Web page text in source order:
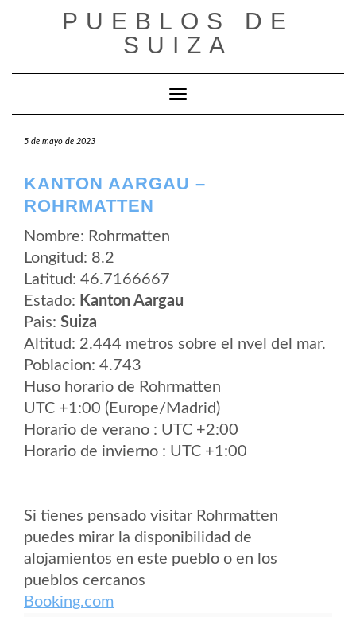
PUEBLOS DE
SUIZA
Cambiar modo de navegación
5 de mayo de 2023
KANTON AARGAU –
ROHRMATTEN
Nombre: Rohrmatten
Longitud: 8.2
Latitud: 46.7166667
Estado: Kanton Aargau
Pais: Suiza
Altitud: 2.444 metros sobre el nvel del mar.
Poblacion: 4.743
Huso horario de Rohrmatten
UTC +1:00 (Europe/Madrid)
Horario de verano : UTC +2:00
Horario de invierno : UTC +1:00
Si tienes pensado visitar Rohrmatten
puedes mirar la disponibilidad de
alojamientos en este pueblo o en los
pueblos cercanos
Booking.com